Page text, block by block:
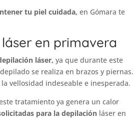
tu piel cuidada,en Gómara te
en primavera
láser,ya que durante este
se realiza en brazos y piernas.
vellosidad indeseable e inesperada.
tratamiento ya genera un calor
para la depilación láser en